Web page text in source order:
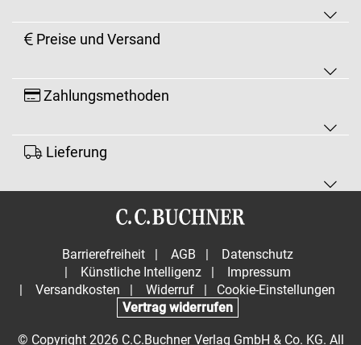
Preise und Versand
Zahlungsmethoden
Lieferung
Barrierefreiheit AGB
Datenschutz
Künstliche Intelligenz
Impressum
Versandkosten Widerruf
Cookie-Einstellungen
Vertrag widerrufen
© Copyright 2026 C.C.Buchner Verlag GmbH & Co. KG. All